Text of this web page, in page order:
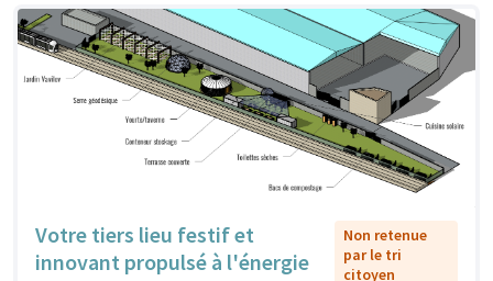
Votre tiers lieu festif et
innovant propulsé à l'énergie
Non retenue
par le tri
citoyen